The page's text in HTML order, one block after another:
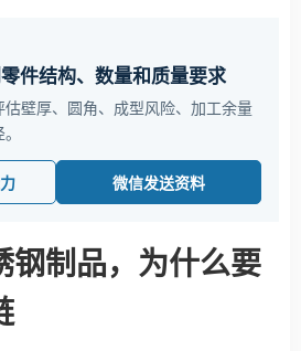
件结构、数量和质量要求
壁厚、圆角、成型风险、加工余量
微信发送资料
钢制品，为什么要